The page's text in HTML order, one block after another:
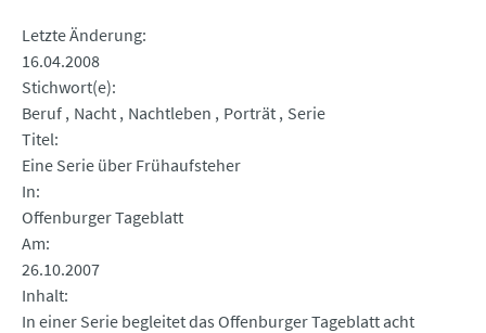
Letzte Änderung
16.04.2008
Stichwort(e)
Beruf Nacht Nachtleben Porträt Serie
Titel
Eine Serie über Frühaufsteher
In
Offenburger Tageblatt
Am
26.10.2007
Inhalt
In einer Serie begleitet das Offenburger Tageblatt acht